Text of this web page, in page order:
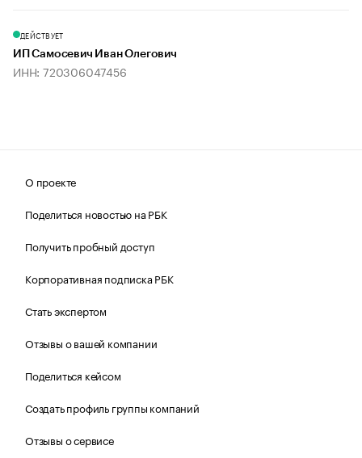
ДЕЙСТВУЕТ
ИП Самосевич Иван Олегович
ИНН: 720306047456
О проекте
Поделиться новостью на РБК
Получить пробный доступ
Корпоративная подписка РБК
Стать экспертом
Отзывы о вашей компании
Поделиться кейсом
Создать профиль группы компаний
Отзывы о сервисе